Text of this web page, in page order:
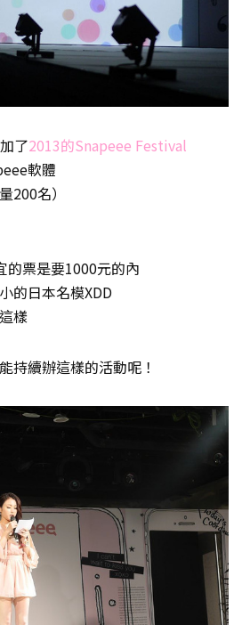
了2013的Snapeee Festival
軟體
200名）
的票是要1000元的內
的日本名模XDD
樣
持續辦這樣的活動呢！